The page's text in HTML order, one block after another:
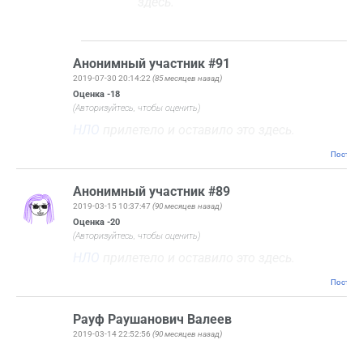
Анонимный участник #91
2019-07-30 20:14:22 (85 месяцев назад)
Оценка -18
(Авторизуйтесь, чтобы оценить)
Анонимный участник #89
2019-03-15 10:37:47 (90 месяцев назад)
Оценка -20
(Авторизуйтесь, чтобы оценить)
Рауф Раушанович Валеев
2019-03-14 22:52:56 (90 месяцев назад)